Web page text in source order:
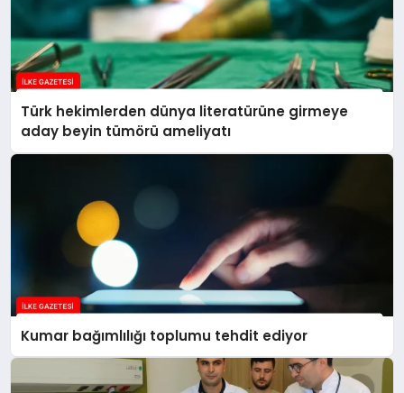
Türk hekimlerden dünya literatürüne girmeye
aday beyin tümörü ameliyatı
Kumar bağımlılığı toplumu tehdit ediyor